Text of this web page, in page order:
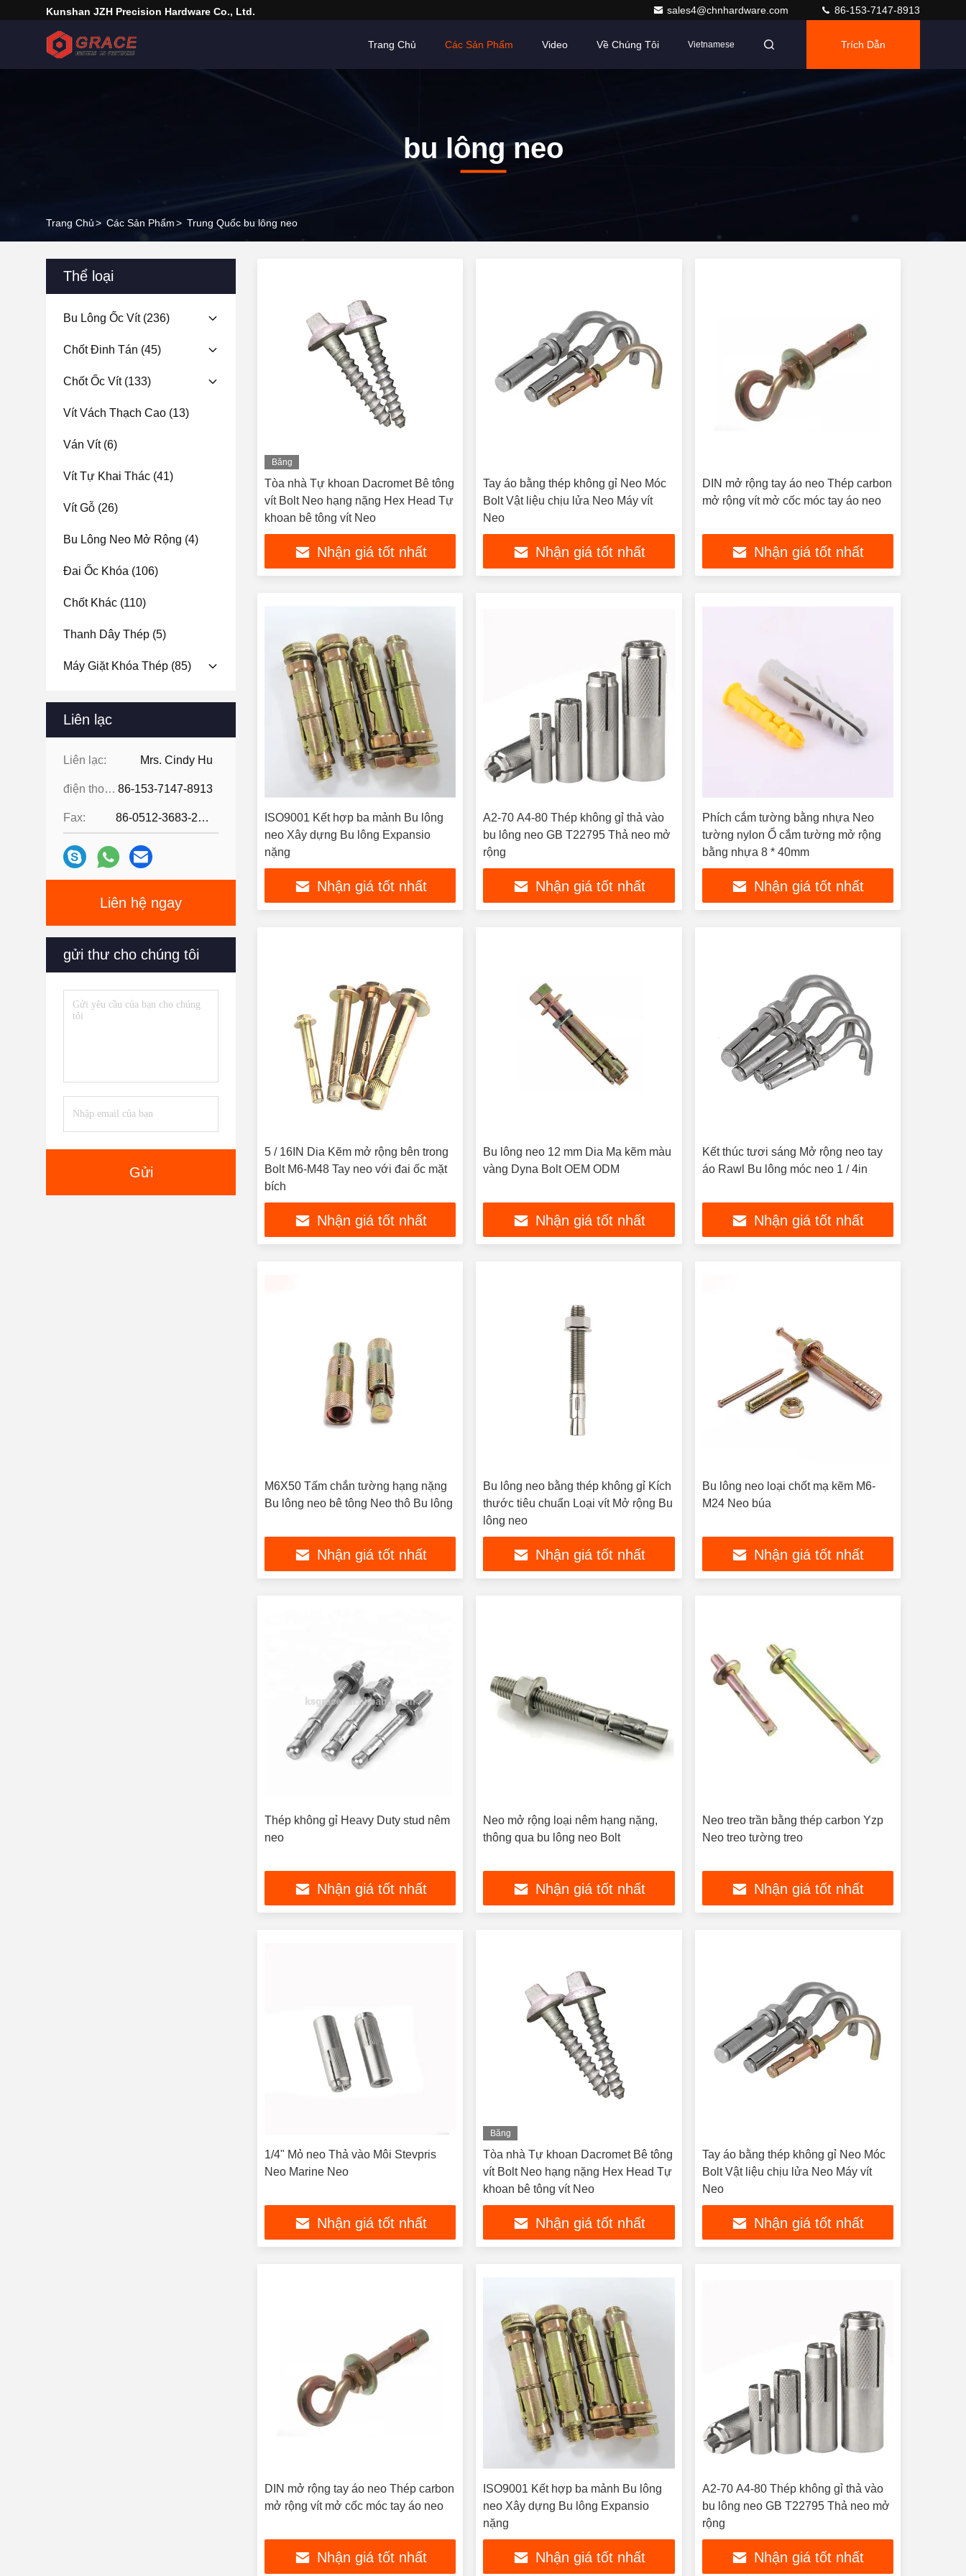
Kunshan JZH Precision Hardware Co., Ltd. sales4@chnhardware.com 86-153-7147-8913
Trang Chủ Các Sản Phẩm Video Về Chúng Tôi Vietnamese Trích Dẫn
bu lông neo
Trang Chủ> Các Sản Phẩm> Trung Quốc bu lông neo
Thể loại
Bu Lông Ốc Vít(236)
Chốt Đinh Tán (45)
Chốt Ốc Vít(133)
Vít Vách Thạch Cao (13)
Ván Vít(6)
Vít Tự Khai Thác (41)
Vít Gỗ (26)
Bu Lông Neo Mở Rộng (4)
Đai Ốc Khóa (106)
Chốt Khác (110)
Thanh Dây Thép (5)
Máy Giặt Khóa Thép (85)
Liên lạc
Liên lạc: Mrs. Cindy Hu
điện thoại: 86-153-7147-8913
Fax: 86-0512-3683-2631
Liên hệ ngay
gửi thư cho chúng tôi
Gửi
Băng
hình
Tòa nhà Tự khoan Dacromet Bê tông
vít Bolt Neo hạng nặng Hex Head Tự
khoan bê tông vít Neo
Nhận giá tốt nhất
Tay áo bằng thép không gỉ Neo Móc
Bolt Vật liệu chịu lửa Neo Máy vít
Neo
Nhận giá tốt nhất
DIN mở rộng tay áo neo Thép carbon
mở rộng vít mở cốc móc tay áo neo
Nhận giá tốt nhất
ISO9001 Kết hợp ba mảnh Bu lông
neo Xây dựng Bu lông Expansio
nặng
Nhận giá tốt nhất
A2-70 A4-80 Thép không gỉ thả vào
bu lông neo GB T22795 Thả neo mở
rộng
Nhận giá tốt nhất
Phích cắm tường bằng nhựa Neo
tường nylon Ổ cắm tường mở rộng
bằng nhựa 8 * 40mm
Nhận giá tốt nhất
5 / 16IN Dia Kẽm mở rộng bên trong
Bolt M6-M48 Tay neo với đai ốc mặt
bích
Nhận giá tốt nhất
Bu lông neo 12 mm Dia Mạ kẽm màu
vàng Dyna Bolt OEM ODM
Nhận giá tốt nhất
Kết thúc tươi sáng Mở rộng neo tay
áo Rawl Bu lông móc neo 1 / 4in
Nhận giá tốt nhất
M6X50 Tấm chắn tường hạng nặng
Bu lông neo bê tông Neo thô Bu lông
Nhận giá tốt nhất
Bu lông neo bằng thép không gỉ Kích
thước tiêu chuẩn Loại vít Mở rộng Bu
lông neo
Nhận giá tốt nhất
Bu lông neo loại chốt mạ kẽm M6-
M24 Neo búa
Nhận giá tốt nhất
Thép không gỉ Heavy Duty stud nêm
neo
Nhận giá tốt nhất
Neo mở rộng loại nêm hạng nặng,
thông qua bu lông neo Bolt
Nhận giá tốt nhất
Neo treo trần bằng thép carbon Yzp
Neo treo tường treo
Nhận giá tốt nhất
1/4" Mỏ neo Thả vào Môi Stevpris
Neo Marine Neo
Nhận giá tốt nhất
Băng
hình
Tòa nhà Tự khoan Dacromet Bê tông
vít Bolt Neo hạng nặng Hex Head Tự
khoan bê tông vít Neo
Nhận giá tốt nhất
Tay áo bằng thép không gỉ Neo Móc
Bolt Vật liệu chịu lửa Neo Máy vít
Neo
Nhận giá tốt nhất
DIN mở rộng tay áo neo Thép carbon
mở rộng vít mở cốc móc tay áo neo
Nhận giá tốt nhất
ISO9001 Kết hợp ba mảnh Bu lông
neo Xây dựng Bu lông Expansio
nặng
Nhận giá tốt nhất
A2-70 A4-80 Thép không gỉ thả vào
bu lông neo GB T22795 Thả neo mở
rộng
Nhận giá tốt nhất